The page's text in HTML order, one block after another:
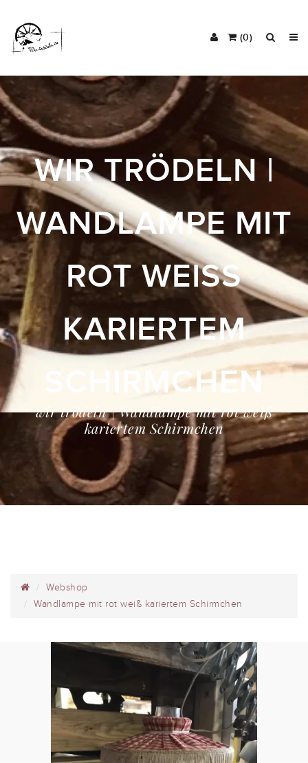
(0)
WIR TRÖDELN |
WANDLAMPE MIT
ROT WEISS K
ARIERTEM S
CHIRMCHEN
wir trödeln | Wandlampe mit rot weiß
kariertem Schirmchen
Webshop
Wandlampe mit rot weiß kariertem Schirmchen